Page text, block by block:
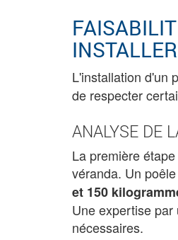
L'installation d'un
de respecter
ANALYSE DE
La première
véranda. Un
et 150
Une expertise
nécessaires.